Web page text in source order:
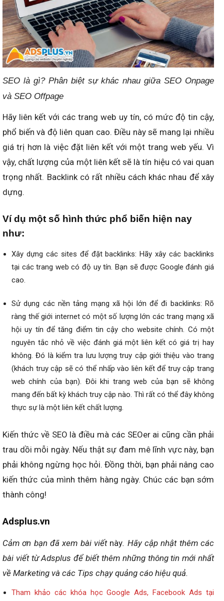
SEO là gì? Phân biệt sự khác nhau giữa SEO Onpage
và SEO Offpage
Hãy liên kết với các trang web uy tín, có mức độ tin cậy,
phổ biến và độ liên quan cao. Điều này sẽ mang lại nhiều
giá trị hơn là việc đặt liên kết với một trang web yếu. Vì
vậy, chất lượng của một liên kết sẽ là tín hiệu có vai quan
trọng nhất. Backlink có rất nhiều cách khác nhau để xây
dựng.
Ví dụ một số hình thức phổ biến hiện nay
như:
Xây dựng các sites để đặt backlinks: Hãy xây các backlinks
tại các trang web có độ uy tín. Bạn sẽ được Google đánh giá
cao.
Sử dụng các nền tảng mạng xã hội lớn để đi backlinks: Rõ
ràng thế giới internet có một số lượng lớn các trang mạng xã
hội uy tín để tăng điểm tin cậy cho website chính. Có một
nguyên tắc nhỏ về việc đánh giá một liên kết có giá trị hay
không. Đó là kiểm tra lưu lượng truy cập giới thiệu vào trang
(khách truy cập sẽ có thể nhấp vào liên kết để truy cập trang
web chính của bạn). Đôi khi trang web của bạn sẽ không
mang đến bất kỳ khách truy cập nào. Thì rất có thể đây không
thực sự là một liên kết chất lượng.
Kiến thức về SEO là điều mà các SEOer ai cũng cần phải
trau dồi mỗi ngày. Nếu thật sự đam mê lĩnh vực này, bạn
phải không ngừng học hỏi. Đồng thời, bạn phải nâng cao
kiến thức của mình thêm hàng ngày. Chúc các bạn sớm
thành công!
Adsplus.vn
Cảm ơn bạn đã xem bài viết này. Hãy cập nhật thêm các
bài viết từ Adsplus để biết thêm những thông tin mới nhất
về Marketing và các Tips chạy quảng cáo hiệu quả.
Tham khảo các khóa học Google Ads, Facebook Ads tại